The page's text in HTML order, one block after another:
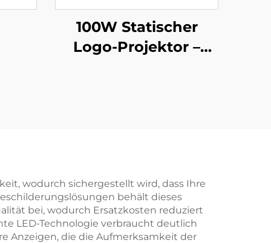
100W Statischer
Logo-Projektor –
wodurch sichergestellt wird, dass Ihre
behält dieses
bei, wodurch Ersatzkosten reduziert
LED-Technologie verbraucht deutlich
Anzeigen, die die Aufmerksamkeit der